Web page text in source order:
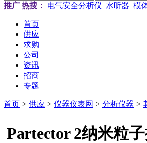
推广 热搜： 电气安全分析仪 水听器 模
首页
供应
求购
公司
资讯
招商
专题
首页 > 供应 > 仪器仪表网 > 分析仪器 >
Partector 2纳米粒